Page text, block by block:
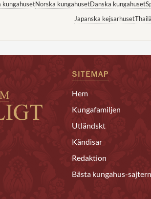
Norska kungahusetDanska kungahuset
Japanska kejsarhuset
SITEMAP
Hem
Kungafamiljen
Utländskt
Kändisar
Redaktion
Bästa kungahus-